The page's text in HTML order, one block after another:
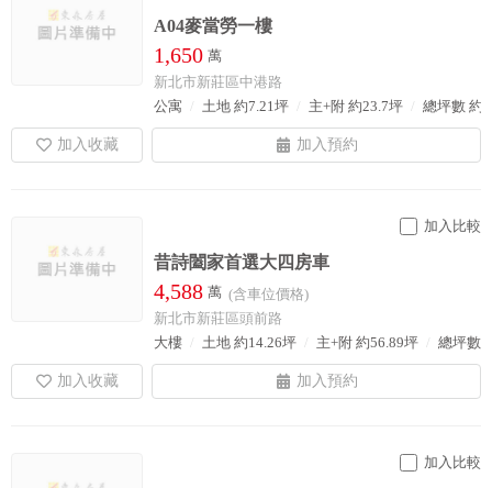
A04麥當勞一樓
1,650 萬
新北市新莊區中港路
公寓
土地 約7.21坪 主+附 約23.7坪 總坪數 約
加入比較
昔詩闔家首選大四房車
4,588 萬 (含車位價格)
新北市新莊區頭前路
大樓
土地 約14.26坪 主+附 約56.89坪 總坪數
加入比較